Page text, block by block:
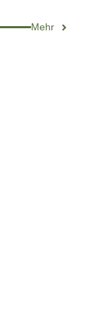
Mehr